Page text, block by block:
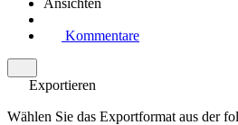
Ansichten
Kommentare
Exportieren
Wählen Sie das Exportformat aus der